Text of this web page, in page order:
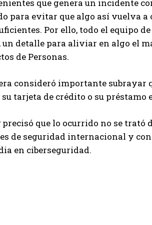
que genera un incidente
para evitar que algo así vuelva a
Por ello, todo el equipo
detalle para aliviar en algo el
de Personas.
consideró importante subrayar
tarjeta de crédito o su
precisó que lo ocurrido no se trató
de seguridad internacional y
en ciberseguridad.